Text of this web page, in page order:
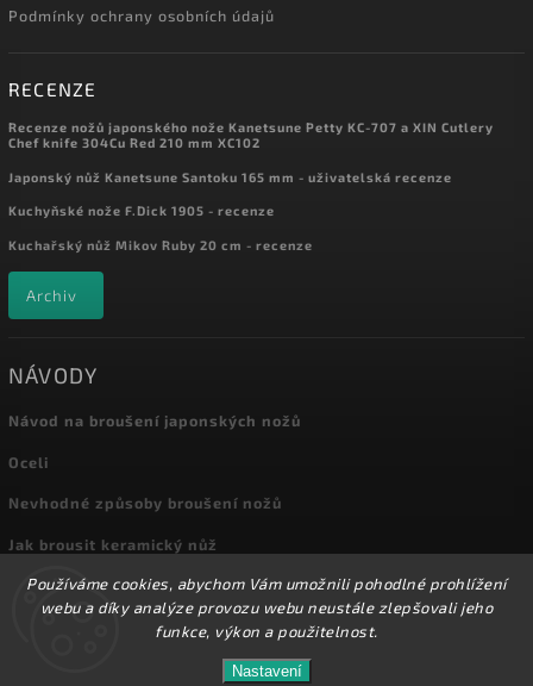
Používáme cookies, abychom Vám umožnili pohodlné prohlížení
webu a díky analýze provozu webu neustále zlepšovali jeho
funkce, výkon a použitelnost.
Nastavení
Přes 8000 nožů a dalšího příslušenství máme skladem
Podmínky ochrany osobních údajů
RECENZE
Recenze nožů japonského nože Kanetsune Petty KC-707 a XIN Cutlery
Chef knife 304Cu Red 210 mm XC102
Japonský nůž Kanetsune Santoku 165 mm - uživatelská recenze
Kuchyňské nože F.Dick 1905 - recenze
Kuchařský nůž Mikov Ruby 20 cm - recenze
Archiv
NÁVODY
Návod na broušení japonských nožů
Oceli
Nevhodné způsoby broušení nožů
Jak brousit keramický nůž
Archiv
Kuchyňské nože. Všechna práva vyhrazena.